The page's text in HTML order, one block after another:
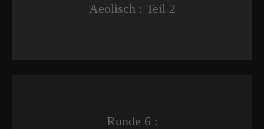
Aeolisch : Teil 2
Runde 6 :